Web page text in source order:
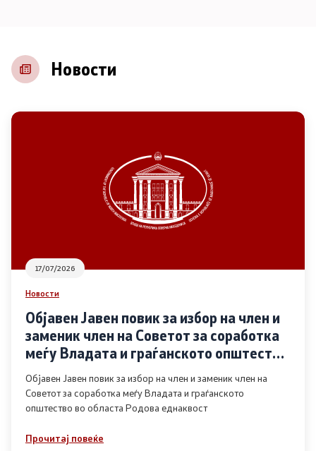
Контакт
Основање на здружение
Дијалог меѓу Владата и граѓанскиот сектор
Отворени денови за иницијативи на граѓанските
организации
Финансиска поддршка
Новости
17/07/2026
Новости
Објавен Јавен повик за избор на член и
заменик член на Советот за соработка
меѓу Владата и граѓанското општество
во областа Родова еднаквост
Објавен Јавен повик за избор на член и заменик член на
Советот за соработка меѓу Владата и граѓанското
општество во областа Родова еднаквост
Прочитај повеќе